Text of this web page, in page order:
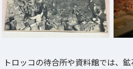
トロッコの待合所や資料館では、